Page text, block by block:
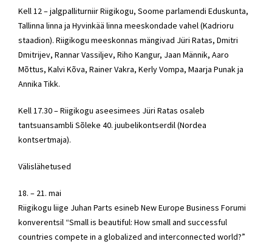
Kell 12 – jalgpalliturniir Riigikogu, Soome parlamendi Eduskunta,
Tallinna linna ja Hyvinkää linna meeskondade vahel (Kadrioru
staadion). Riigikogu meeskonnas mängivad Jüri Ratas, Dmitri
Dmitrijev, Rannar Vassiljev, Riho Kangur, Jaan Männik, Aaro
Mõttus, Kalvi Kõva, Rainer Vakra, Kerly Vompa, Maarja Punak ja
Annika Tikk.
Kell 17.30 – Riigikogu aseesimees Jüri Ratas osaleb
tantsuansambli Sõleke 40. juubelikontserdil (Nordea
kontsertmaja).
Välislähetused
18. – 21. mai
Riigikogu liige Juhan Parts esineb New Europe Business Forumi
konverentsil “Small is beautiful: How small and successful
countries compete in a globalized and interconnected world?”